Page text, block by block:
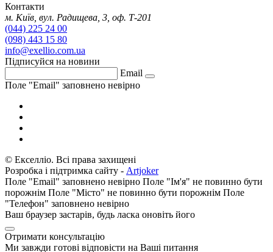
Контакти
м. Київ, вул. Радищева, 3, оф. Т-201
(044) 225 24 00
(098) 443 15 80
info@exellio.com.ua
Підписуйся на новини
Email
Поле "Email" заповнено невірно
© Екселлiо. Всі права захищені
Розробка і підтримка сайту - Artjoker
Поле "Email" заповнено невірно Поле "Ім'я" не повинно бути
порожнім Поле "Місто" не повинно бути порожнім Поле
"Телефон" заповнено невірно
Ваш браузер застарів, будь ласка оновіть його
Отримати консультацію
Ми завжди готові відповісти на Ваші питання